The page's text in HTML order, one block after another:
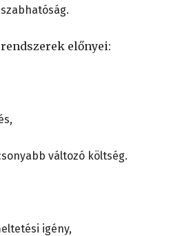
előnyei:
változó költség.
igény,